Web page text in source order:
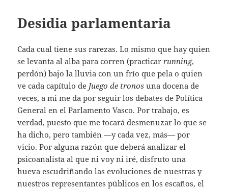
Desidia parlamentaria
Cada cual tiene sus rarezas. Lo mismo que hay quien
se levanta al alba para corren (practicarrunning,
perdón) bajo la lluvia con un frío que pela o quien
ve cada capítulo de Juego de tronos una docena de
veces, a mi me da por seguir los debates de Política
General en el Parlamento Vasco. Por trabajo, es
verdad, puesto que me tocará desmenuzar lo que se
ha dicho, pero también —y cada vez, más— por
vicio. Por alguna razón que deberá analizar el
psicoanalista al que ni voy ni iré, disfruto una
hueva escudriñando las evoluciones de nuestras y
nuestros representantes públicos en los escaños, el